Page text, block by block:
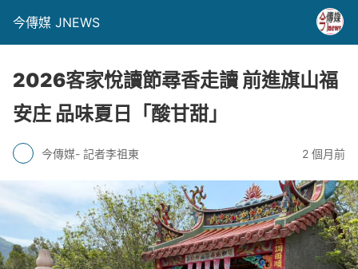
今傳媒 JNEWS
2026客家悅讀節尋香走讀 前進旗山福
安庄 品味夏日「酸甘甜」
今傳媒- 記者李祖東 2 個月前